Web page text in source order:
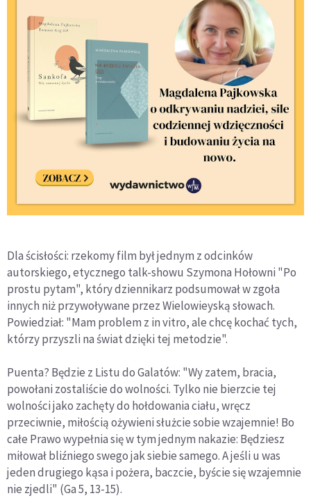
Dla ścisłości: rzekomy film był jednym z odcinków
autorskiego, etycznego talk-showu Szymona Hołowni "Po
prostu pytam", który dziennikarz podsumował w zgoła
innych niż przywoływane przez Wielowieyską słowach.
Powiedział: "Mam problem z in vitro, ale chcę kochać tych,
którzy przyszli na świat dzięki tej metodzie".
Puenta? Będzie z Listu do Galatów: "Wy zatem, bracia,
powołani zostaliście do wolności. Tylko nie bierzcie tej
wolności jako zachęty do hołdowania ciału, wręcz
przeciwnie, miłością ożywieni służcie sobie wzajemnie! Bo
całe Prawo wypełnia się w tym jednym nakazie: Będziesz
miłował bliźniego swego jak siebie samego. A jeśli u was
jeden drugiego kąsa i pożera, baczcie, byście się wzajemnie
nie zjedli" (Ga 5, 13-15).